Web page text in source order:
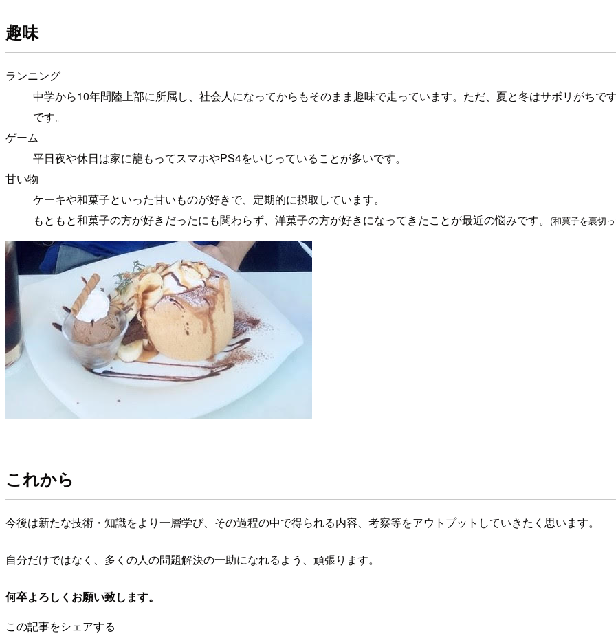
趣味
ランニング
中学から10年間陸上部に所属し、社会人になってからもそのまま趣味で走っています。ただ、夏と冬はサボリがち
です。
ゲーム
平日夜や休日は家に籠もってスマホやPS4をいじっていることが多いです。
甘い物
ケーキや和菓子といった甘いものが好きで、定期的に摂取しています。
もともと和菓子の方が好きだったにも関わらず、洋菓子の方が好きになってきたことが最近の悩みです。
(和菓子を裏切
これから
今後は新たな技術・知識をより一層学び、その過程の中で得られる内容、考察等をアウトプットしていきたく思います。
自分だけではなく、多くの人の問題解決の一助になれるよう、頑張ります。
何卒よろしくお願い致します。
この記事をシェアする